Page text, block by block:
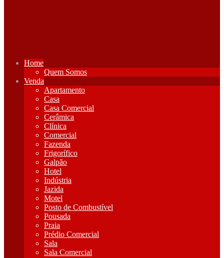
Home
Quem Somos
Venda
Apartamento
Casa
Casa Comercial
Cerâmica
Clínica
Comercial
Fazenda
Frigorífico
Galpão
Hotel
Indústria
Jazida
Motel
Posto de Combustível
Pousada
Praia
Prédio Comercial
Sala
Sala Comercial